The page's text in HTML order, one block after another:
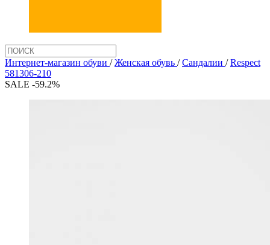
Интернет-магазин обуви /Женская обувь /Сандалии /Respect
581306-210
SALE -59.2%